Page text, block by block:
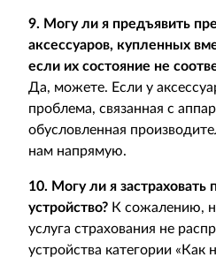
9. Могу ли я предъявить
аксессуаров, купленных
если их состояние не
Да, можете. Если у
проблема, связанная с
обусловленная
нам напрямую.
10. Могу ли я застраховать
устройство? К сожалению,
услуга страхования не
устройства категории «Как